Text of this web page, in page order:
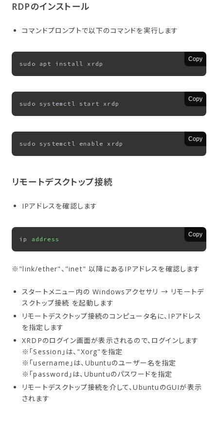
RDPの​インストール
コマンドプロンプトで以下のコマンドを実行します
Copy
Copy
Copy
リモートデスクトップ接続
IPアドレスを確認します
Copy
ip address
※"link/ether"、"inet" 以降にあるIPアドレスを確認します
スタートメニュー内の Windowsアクセサリ → リモートデ
スクトップ接続 を起動します
リモートデスクトップ接続のコンピュータ名に、IPアドレス
を指定します
XRDPのログイン画面が表示されるので、ログインします
※「Session」は、"Xorg"を指定
※「username」は、Ubuntuのユーザー名を指定
※「password」は、Ubuntuのパスワードを指定
リモートデスクトップ接続を介して、UbuntuのGUIが表示
されます